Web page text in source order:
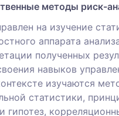
методы риск-
на изучение
аппарата
полученных
навыков
изучаются
статистики,
гипотез,